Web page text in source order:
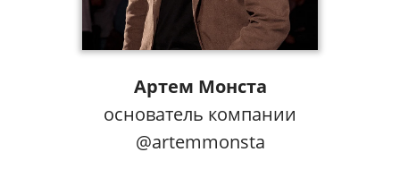
Артем Монста
основатель компании
@artemmonsta